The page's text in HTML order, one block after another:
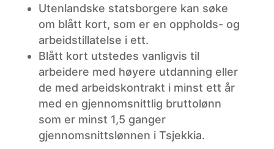
Utenlandske statsborgere kan søke
om blått kort, som er en oppholds- og
arbeidstillatelse i ett.
Blått kort utstedes vanligvis til
arbeidere med høyere utdanning eller
de med arbeidskontrakt i minst ett år
med en gjennomsnittlig bruttolønn
som er minst 1,5 ganger
gjennomsnittslønnen i Tsjekkia.